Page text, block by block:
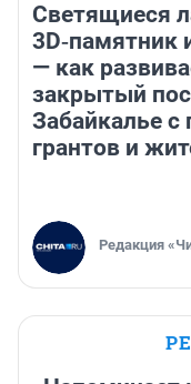
Светящиеся
3D‑памятник
— как
закрытый
Забайкалье
грантов и
Редакция